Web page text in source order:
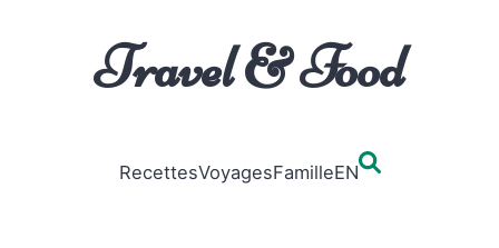
Travel & Food
RecettesVoyagesFamilleEN